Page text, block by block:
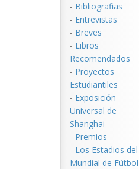
- Bibliografias
- Entrevistas
- Breves
- Libros
Recomendados
- Proyectos
Estudiantiles
- Exposición
Universal de
Shanghai
- Premios
- Los Estadios del
Mundial de Fútbol